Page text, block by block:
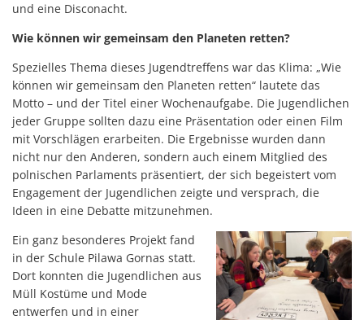
und eine Disconacht.
Wie können wir gemeinsam den Planeten retten?
Spezielles Thema dieses Jugendtreffens war das Klima: „Wie
können wir gemeinsam den Planeten retten“ lautete das
Motto – und der Titel einer Wochenaufgabe. Die Jugendlichen
jeder Gruppe sollten dazu eine Präsentation oder einen Film
mit Vorschlägen erarbeiten. Die Ergebnisse wurden dann
nicht nur den Anderen, sondern auch einem Mitglied des
polnischen Parlaments präsentiert, der sich begeistert vom
Engagement der Jugendlichen zeigte und versprach, die
Ideen in eine Debatte mitzunehmen.
Ein ganz besonderes Projekt fand
in der Schule Pilawa Gornas statt.
Dort konnten die Jugendlichen aus
Müll Kostüme und Mode
entwerfen und in einer